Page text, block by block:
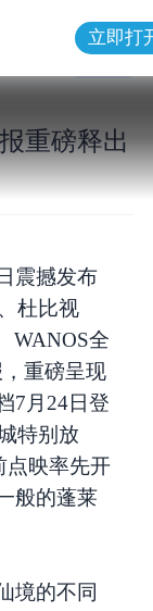
立即打
重磅释出
重磅释出
震撼发布
杜比视
WANOS全
重磅呈现
7月24日登
特别放
点映率先开
般的蓬莱
境的不同